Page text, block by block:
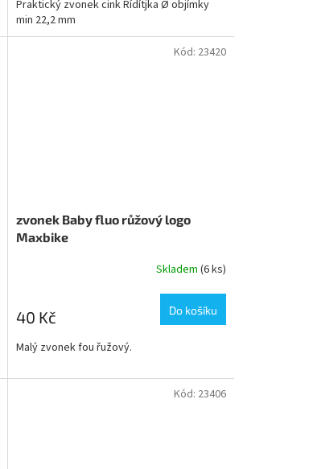
Praktický zvonek cink Řídítjka Ø objímky
min 22,2 mm
zvonek Baby fluo růžový logo
Maxbike
Skladem (6 ks)
40 Kč Do košíku
Malý zvonek fou řužový.
Kód: 23420
Kód: 23406